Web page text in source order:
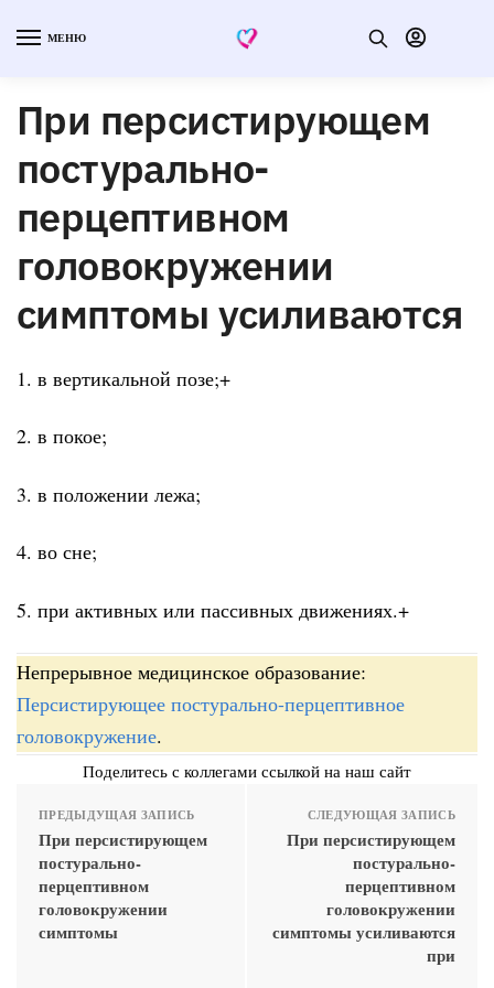
МЕНЮ
При персистирующем
постурально-
перцептивном
головокружении
симптомы усиливаются
1. в вертикальной позе;+
2. в покое;
3. в положении лежа;
4. во сне;
5. при активных или пассивных движениях.+
Непрерывное медицинское образование:
Персистирующее постурально-перцептивное
головокружение.
Поделитесь с коллегами ссылкой на наш сайт
ПРЕДЫДУЩАЯ ЗАПИСЬ
При персистирующем
постурально-
перцептивном
головокружении
симптомы
СЛЕДУЮЩАЯ ЗАПИСЬ
При персистирующем
постурально-
перцептивном
головокружении
симптомы усиливаются
при